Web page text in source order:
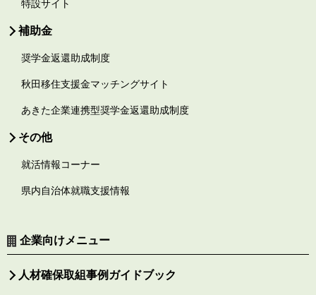
特設サイト
補助金
奨学金返還助成制度
秋田移住支援金マッチングサイト
あきた企業連携型奨学金返還助成制度
その他
就活情報コーナー
県内自治体就職支援情報
企業向けメニュー
人材確保取組事例ガイドブック